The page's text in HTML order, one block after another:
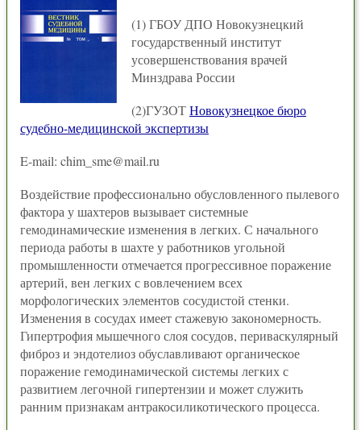
(1) ГБОУ ДПО Новокузнецкий
государственный институт
усовершенствования врачей
Минздрава России
(2)ГУЗОТНовокузнецкое бюро
судебно-медицинской экспертизы
E-mail: chim_sme@mail.ru
Воздействие профессионально обусловленного пылевого
фактора у шахтеров вызывает системные
гемодинамические изменения в легких. С начального
периода работы в шахте у работников угольной
промышленности отмечается прогрессивное поражение
артерий, вен легких с вовлечением всех
морфологических элементов сосудистой стенки.
Изменения в сосудах имеет стажевую закономерность.
Гипертрофия мышечного слоя сосудов, периваскулярный
фиброз и эндотелиоз обуславливают органическое
поражение гемодинамической системы легких с
развитием легочной гипертензии и может служить
ранним признакам антракосиликотического процесса.